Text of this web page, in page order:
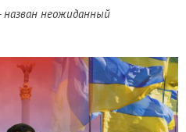
неожиданный